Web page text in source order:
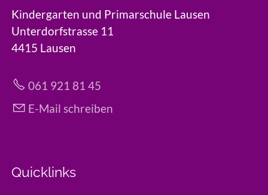
Kindergarten und Primarschule Lausen
Unterdorfstrasse 11
4415 Lausen
061 921 81 45
E-Mail schreiben
Quicklinks